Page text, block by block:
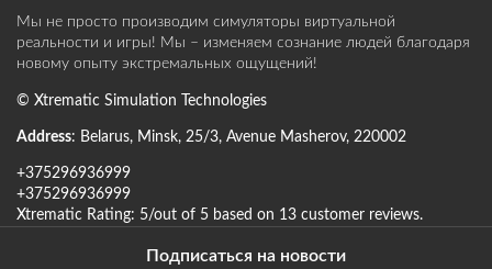
Мы не просто производим симуляторы виртуальной
реальности и игры! Мы – изменяем сознание людей благодаря
новому опыту экстремальных ощущений!
© Xtrematic Simulation Technologies
Address: Belarus, Minsk, 25/3, Avenue Masherov, 220002
+375296936999
+375296936999
Xtrematic Rating: 5/out of 5 based on 13 customer reviews.
Подписаться на новости